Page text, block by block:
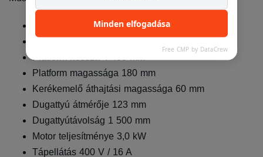
Emelőkapacitás 3 500 kg
Platform hossza 4 400 mm
Platform magassága 180 mm
Kerékemelő áthajtási magassága 60 mm
Dugattyú átmérője 123 mm
Dugattyútávolság 1 500 mm
Motor teljesítménye 3,0 kW
Tápellátás 400 V / 16 A
Minden elfogadása
Free CMP by DataCrew